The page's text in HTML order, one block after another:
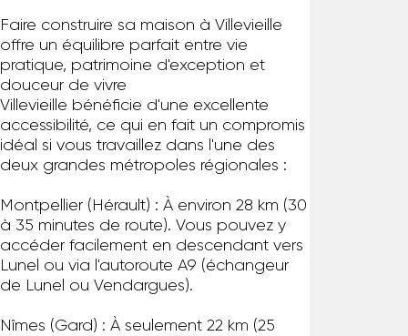
Faire construire sa maison à Villevieille
offre un équilibre parfait entre vie
pratique, patrimoine d'exception et
douceur de vivre
Villevieille bénéficie d'une excellente
accessibilité, ce qui en fait un compromis
idéal si vous travaillez dans l'une des
deux grandes métropoles régionales :
Montpellier (Hérault) : À environ 28 km (30
à 35 minutes de route). Vous pouvez y
accéder facilement en descendant vers
Lunel ou via l'autoroute A9 (échangeur
de Lunel ou Vendargues).
Nîmes (Gard) : À seulement 22 km (25